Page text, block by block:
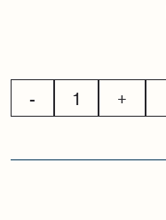
- +